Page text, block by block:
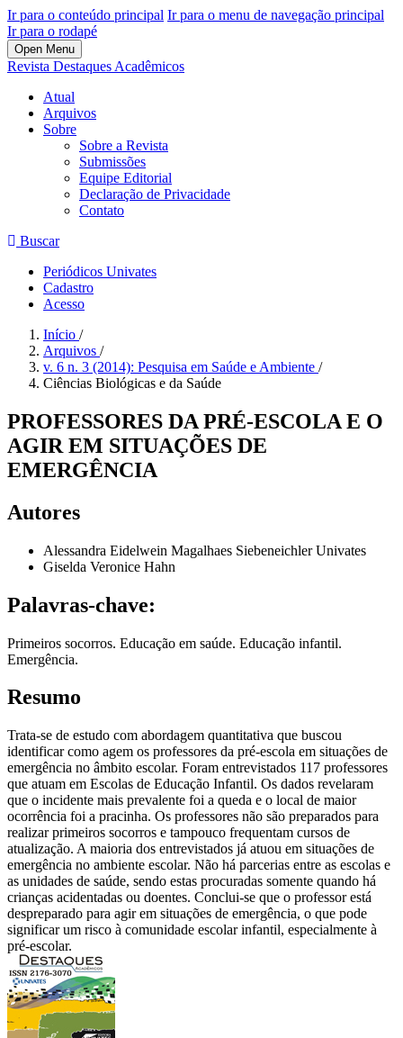
Ir para o conteúdo principal Ir para o menu de navegação principal
Ir para o rodapé
Open Menu
Revista Destaques Acadêmicos
Atual
Arquivos
Sobre
Sobre a Revista
Submissões
Equipe Editorial
Declaração de Privacidade
Contato
Buscar
Periódicos Univates
Cadastro
Acesso
Início /
Arquivos /
v. 6 n. 3 (2014): Pesquisa em Saúde e Ambiente /
Ciências Biológicas e da Saúde
PROFESSORES DA PRÉ-ESCOLA E O
AGIR EM SITUAÇÕES DE
EMERGÊNCIA
Autores
Alessandra Eidelwein Magalhaes SiebeneichlerUnivates
Giselda Veronice Hahn
Palavras-chave:
Primeiros socorros. Educação em saúde. Educação infantil.
Emergência.
Resumo
Trata-se de estudo com abordagem quantitativa que buscou
identificar como agem os professores da pré-escola em situações de
emergência no âmbito escolar. Foram entrevistados 117 professores
que atuam em Escolas de Educação Infantil. Os dados revelaram
que o incidente mais prevalente foi a queda e o local de maior
ocorrência foi a pracinha. Os professores não são preparados para
realizar primeiros socorros e tampouco frequentam cursos de
atualização. A maioria dos entrevistados já atuou em situações de
emergência no ambiente escolar. Não há parcerias entre as escolas e
as unidades de saúde, sendo estas procuradas somente quando há
crianças acidentadas ou doentes. Conclui-se que o professor está
despreparado para agir em situações de emergência, o que pode
significar um risco à comunidade escolar infantil, especialmente à
pré-escolar.